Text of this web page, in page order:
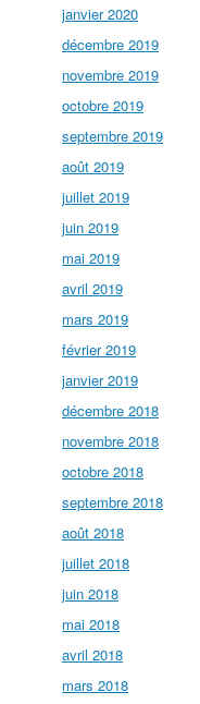
janvier 2020
décembre 2019
novembre 2019
octobre 2019
septembre 2019
août 2019
juillet 2019
juin 2019
mai 2019
avril 2019
mars 2019
février 2019
janvier 2019
décembre 2018
novembre 2018
octobre 2018
septembre 2018
août 2018
juillet 2018
juin 2018
mai 2018
avril 2018
mars 2018